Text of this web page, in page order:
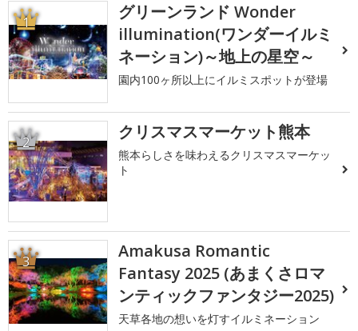
1
グリーンランド Wonder
illumination(ワンダーイルミ
ネーション)～地上の星空～
園内100ヶ所以上にイルミスポットが登場
2 クリスマスマーケット熊本
熊本らしさを味わえるクリスマスマーケッ
ト
3
Amakusa Romantic
Fantasy 2025 (あまくさロマ
ンティックファンタジー2025)
天草各地の想いを灯すイルミネーション